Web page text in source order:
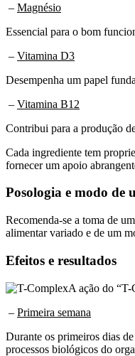
– Magnésio
Essencial para o bom
– Vitamina D3
Desempenha um papel
– Vitamina B12
Contribui para a produção
Cada ingrediente tem
fornecer um apoio
Posologia e modo de
Recomenda-se a toma de
alimentar variado e de um
Efeitos e resultados
A ação do “T-
– Primeira semana
Durante os primeiros dias
processos biológicos do